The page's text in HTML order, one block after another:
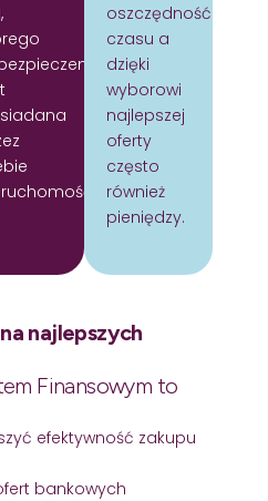
oszczędność
czasu a
dzięki
wyborowi
najlepszej
oferty
często
również
pieniędzy.
najlepszych
Finansowym to
efektywność zakupu
bankowych